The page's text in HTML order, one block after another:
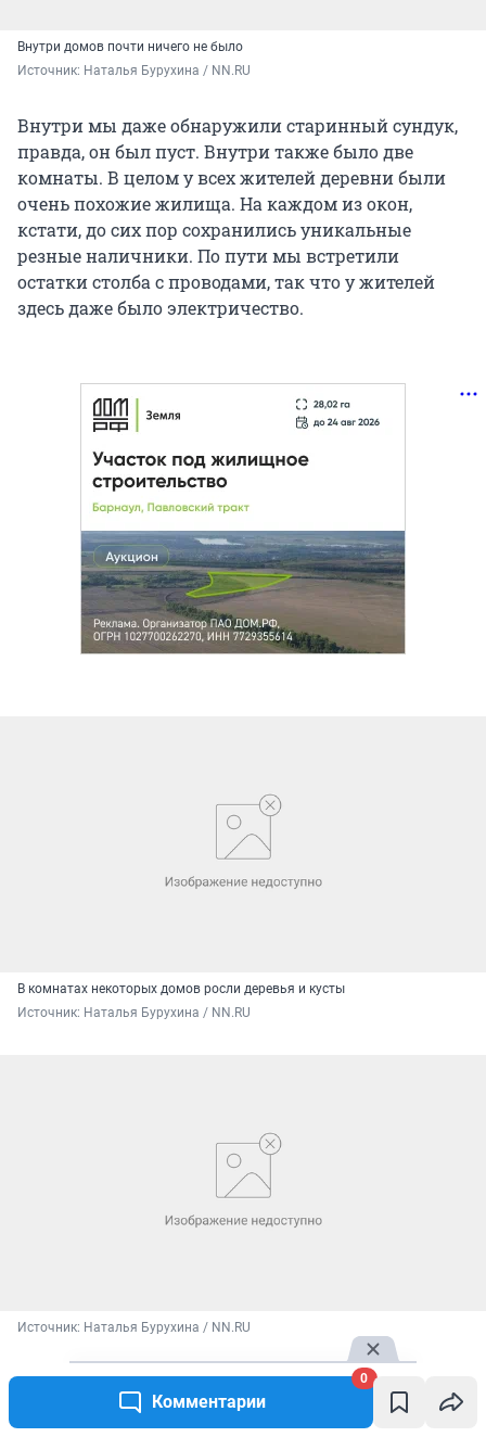
Комментарии
0
Внутри домов почти ничего не было
Источник: Наталья Бурухина / NN.RU
Внутри мы даже обнаружили старинный сундук,
правда, он был пуст. Внутри также было две
комнаты. В целом у всех жителей деревни были
очень похожие жилища. На каждом из окон,
кстати, до сих пор сохранились уникальные
резные наличники. По пути мы встретили
остатки столба с проводами, так что у жителей
здесь даже было электричество.
В комнатах некоторых домов росли деревья и кусты
Источник: Наталья Бурухина / NN.RU
Источник: Наталья Бурухина / NN.RU
Общая картина вокруг действительно пропитана
тоскливой и мертвой атмосферой — даже